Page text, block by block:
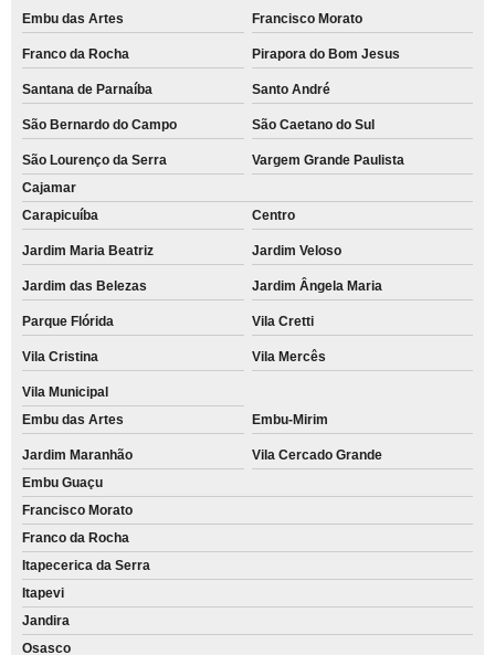
Embu das Artes Francisco Morato
Franco da Rocha Pirapora do Bom Jesus
Santana de Parnaíba Santo André
São Bernardo do Campo São Caetano do Sul
São Lourenço da Serra
Vargem Grande Paulista
Cajamar
Carapicuíba
Centro
Jardim Maria Beatriz Jardim Veloso
Jardim das Belezas Jardim Ângela Maria
Parque Flórida Vila Cretti
Vila Cristina Vila Mercês
Vila Municipal
Embu das Artes
Embu-Mirim
Jardim Maranhão
Vila Cercado Grande
Embu Guaçu
Francisco Morato
Franco da Rocha
Itapecerica da Serra
Itapevi
Jandira
Osasco